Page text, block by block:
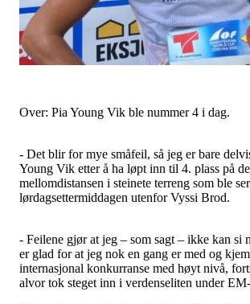
Over: Pia Young Vik ble nummer 4 i dag.
- Det blir for mye småfeil, så jeg er bare
Young Vik etter å ha løpt inn til 4. plass på
mellomdistansen i steinete terreng som ble
lørdagsettermiddagen utenfor Vyssi Brod.
- Feilene gjør at jeg – som sagt – ikke kan si
er glad for at jeg nok en gang er med og
internasjonal konkurranse med høyt nivå,
alvor tok steget inn i verdenseliten under